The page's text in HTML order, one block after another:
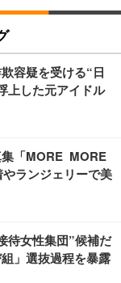
容疑を受ける“日
上した元アイドル
集「MORE MORE
ランジェリーで美
待女性集団”候補だ
」選抜過程を暴露